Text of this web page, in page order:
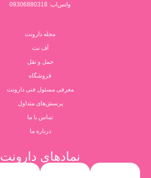
واتس‌اپ: 09306880318
مجله دارونت
آف نت
حمل و نقل
فروشگاه
معرفی مسئول فنی دارونت
پرسش‌های متداول
تماس با ما
درباره ما
نمادهای دارونت